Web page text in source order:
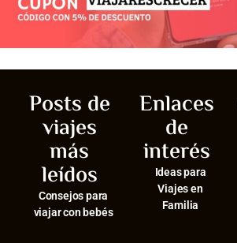
Posts de
viajes
más
leídos
Consejos para
viajar con bebés
Enlaces
de
interés
Ideas para
Viajes en
Familia